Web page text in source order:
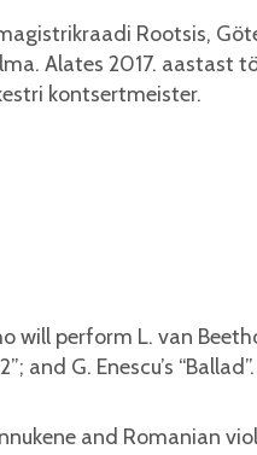
Rootsis,
Alates 2017. aastast
kontsertmeister.
perform L. van
and G. Enescu’s
and Romanian